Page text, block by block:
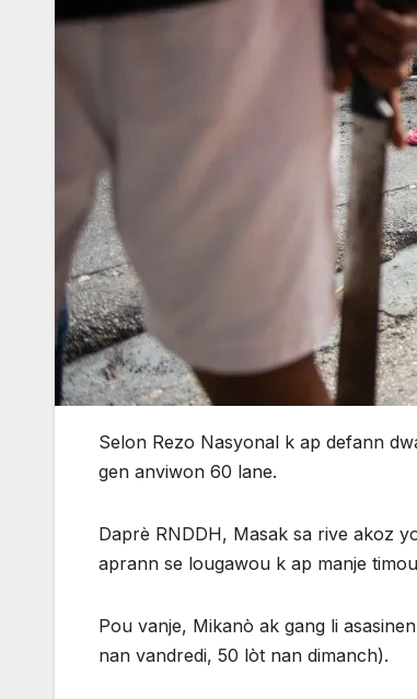
Selon Rezo Nasyonal k ap defann
gen anviwon 60 lane.
Daprè RNDDH, Masak sa rive akoz
aprann se lougawou k ap manje
Pou vanje, Mikanò ak gang li
nan vandredi, 50 lòt nan dimanch).